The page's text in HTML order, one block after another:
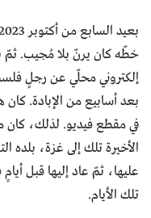
خطّه كان يرنّ بلا مُجيب. ثمّ
إلكتروني محلّي عن رجلٍ
بعد أسابيع من الإبادة.
في مقطع فيديو. لذلك، كان
الأخيرة تلك إلى غزة، بلده
عليها، ثمّ عاد إليها قبل
تلك الأيام.